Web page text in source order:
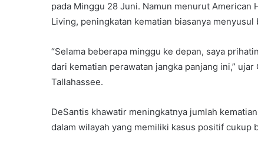
pada Minggu 28 Juni. Namun menurut
Living, peningkatan kematian biasanya
“Selama beberapa minggu ke depan, saya
dari kematian perawatan jangka panjang ini,”
Tallahassee.
DeSantis khawatir meningkatnya jumlah
dalam wilayah yang memiliki kasus positif cukup